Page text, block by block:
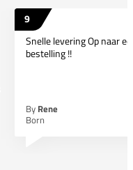
9
Snelle levering Op naar
bestelling !!
By Rene
Born